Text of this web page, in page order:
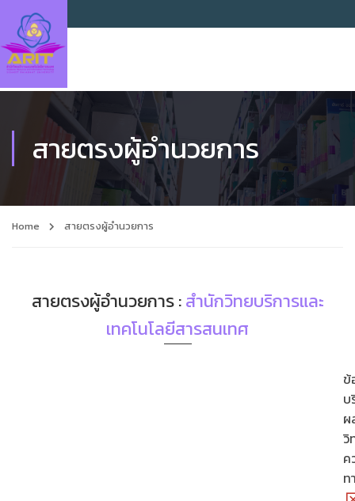
สายตรงผู้อำนวยการ
Home สายตรงผู้อำนวยการ
สายตรงผู้อำนวยการ :สำนักวิทยบริการและ
เทคโนโลยีสารสนเทศ
ข้
บ
ผ
วิ
ค
ท